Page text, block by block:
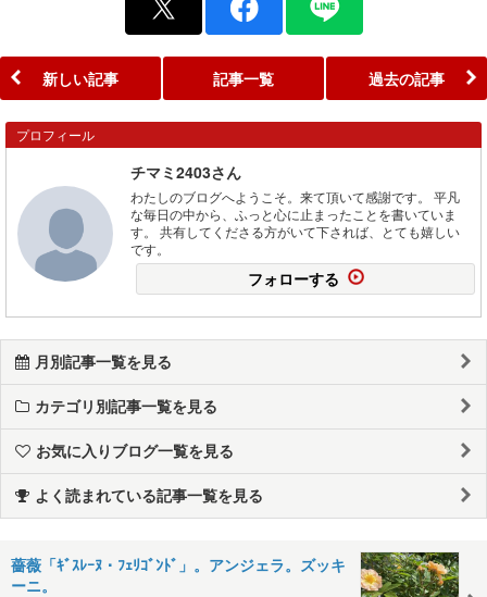
新しい記事 記事一覧 過去の記事
プロフィール
チマミ2403さん
わたしのブログへようこそ。来て頂いて感謝です。 平凡
な毎日の中から、ふっと心に止まったことを書いていま
す。 共有してくださる方がいて下されば、とても嬉しい
です。
フォローする
月別記事一覧を見る
カテゴリ別記事一覧を見る
お気に入りブログ一覧を見る
よく読まれている記事一覧を見る
薔薇「ｷﾞｽﾚｰﾇ・ﾌｪﾘｺﾞﾝﾄﾞ」。アンジェラ。ズッキ
ーニ。